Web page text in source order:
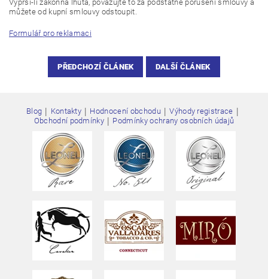
Vyprší-li zákonná lhůta, považujte to za podstatné porušení smlouvy a
můžete od kupní smlouvy odstoupit.
Formulář pro reklamaci
PŘEDCHOZÍ ČLÁNEK DALŠÍ ČLÁNEK
Blog | Kontakty | Hodnocení obchodu | Výhody registrace |
Obchodní podmínky | Podmínky ochrany osobních údajů